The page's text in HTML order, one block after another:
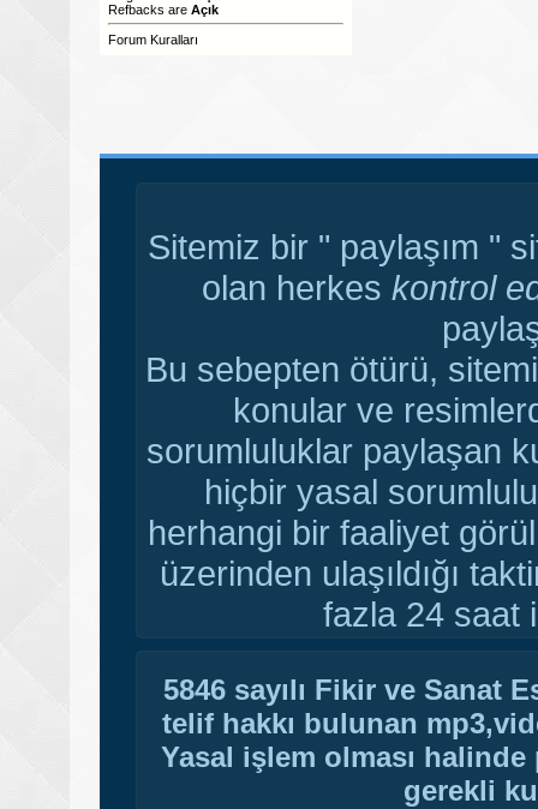
Refbacks are Açık
Forum Kuralları
Sitemiz bir " paylaşım "
olan herkes kontrol
Bu sebepten ötürü,
konular ve
sorumluluklar paylaşan
hiçbir yasal
herhangi bir faaliyet
üzerinden ulaşıldığı
fazla 24 saat
5846 sayılı Fikir ve Sanat
telif hakkı bulunan
Yasal işlem olması
gerekli